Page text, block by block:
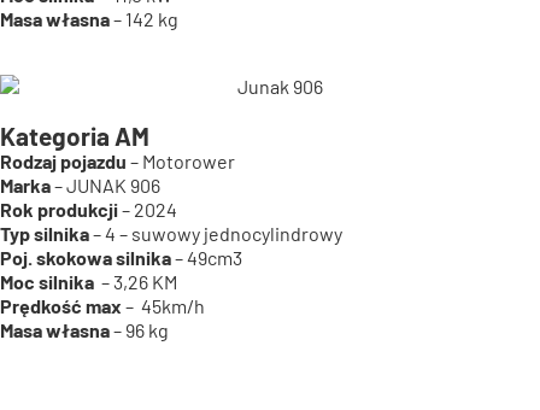
Masa własna– 142 kg
Kategoria AM
Rodzaj pojazdu – Motorower
Marka– JUNAK 906
Rok produkcji– 2024
Typ silnika– 4 – suwowy jednocylindrowy
Poj. skokowa silnika– 49cm3
Moc silnika – 3,26 KM
Prędkość max – 45km/h
Masa własna– 96 kg